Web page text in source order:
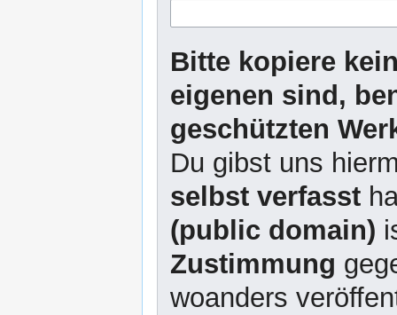
Bitte kopiere
eigenen sind,
geschützten
Du gibst uns
selbst verfasst
(public domain)
Zustimmung
woanders